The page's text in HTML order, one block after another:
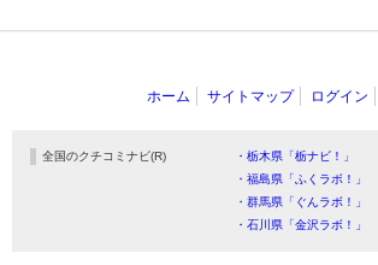
ホーム サイトマップ ログイン
全国のクチコミナビ(R) ・栃木県「栃ナビ！」
・福島県「ふくラボ！」
・群馬県「ぐんラボ！」
・石川県「金沢ラボ！」